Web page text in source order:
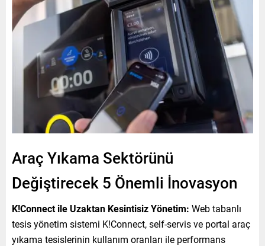
Araç Yıkama Sektörünü
Değiştirecek 5 Önemli İnovasyon
K!Connect ile Uzaktan Kesintisiz Yönetim: Web tabanlı
tesis yönetim sistemi K!Connect, self-servis ve portal araç
yıkama tesislerinin kullanım oranları ile performans